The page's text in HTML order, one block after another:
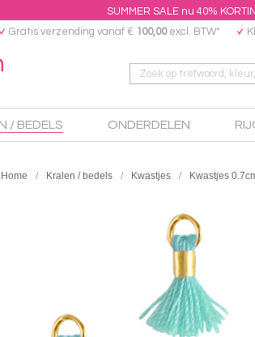
SUMMER SALE nu 40%
Gratis verzending vanaf € 100,00excl. BTW*
/ BEDELS ONDERDELEN
Home Kralen / bedels Kwastjes Kwastjes